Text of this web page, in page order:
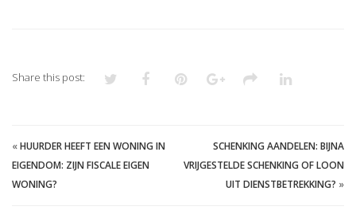
Share this post:
«HUURDER HEEFT EEN WONING IN
EIGENDOM: ZIJN FISCALE EIGEN
WONING?
SCHENKING AANDELEN: BIJNA
VRIJGESTELDE SCHENKING OF LOON
UIT DIENSTBETREKKING? »